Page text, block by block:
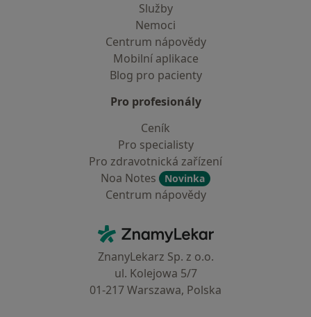
Služby
Nemoci
Centrum nápovědy
Mobilní aplikace
Blog pro pacienty
Pro profesionály
Ceník
Pro specialisty
Pro zdravotnická zařízení
Noa Notes
Novinka
Centrum nápovědy
ZnamyLekar - Hlavní stránka
ZnanyLekarz Sp. z o.o.
ul. Kolejowa 5/7
01-217 Warszawa, Polska